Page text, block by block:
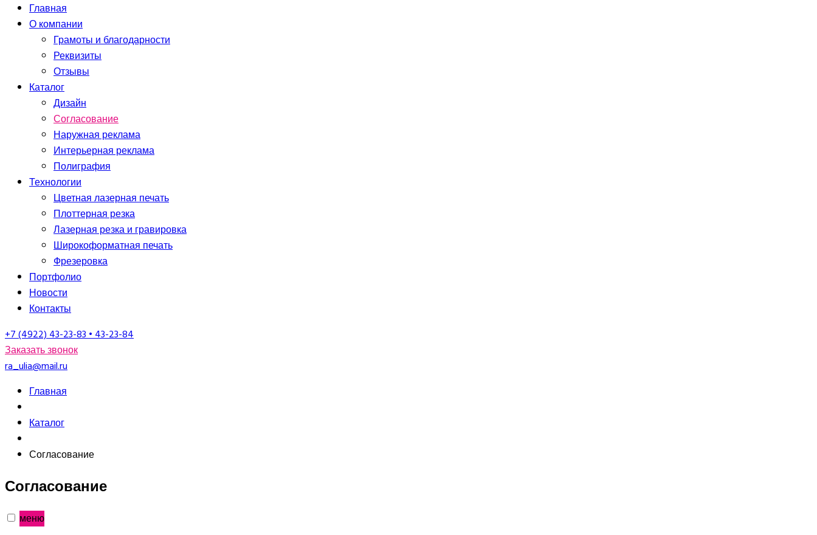
Главная
О компании
Грамоты и благодарности
Реквизиты
Отзывы
Каталог
Дизайн
Согласование
Наружная реклама
Интерьерная реклама
Полиграфия
Технологии
Цветная лазерная печать
Плоттерная резка
Лазерная резка и гравировка
Широкоформатная печать
Фрезеровка
Портфолио
Новости
Контакты
+7 (4922) 43-23-83 • 43-23-84
Заказать звонок
ra_ulia@mail.ru
Главная
Каталог
Согласование
Согласование
меню